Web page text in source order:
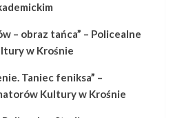
– obraz tańca” – Policealne
w Krośnie
Taniec feniksa” –
Kultury w Krośnie